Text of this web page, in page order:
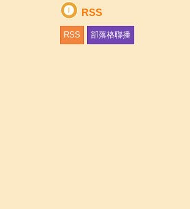
RSS
RSS 部落格聯播